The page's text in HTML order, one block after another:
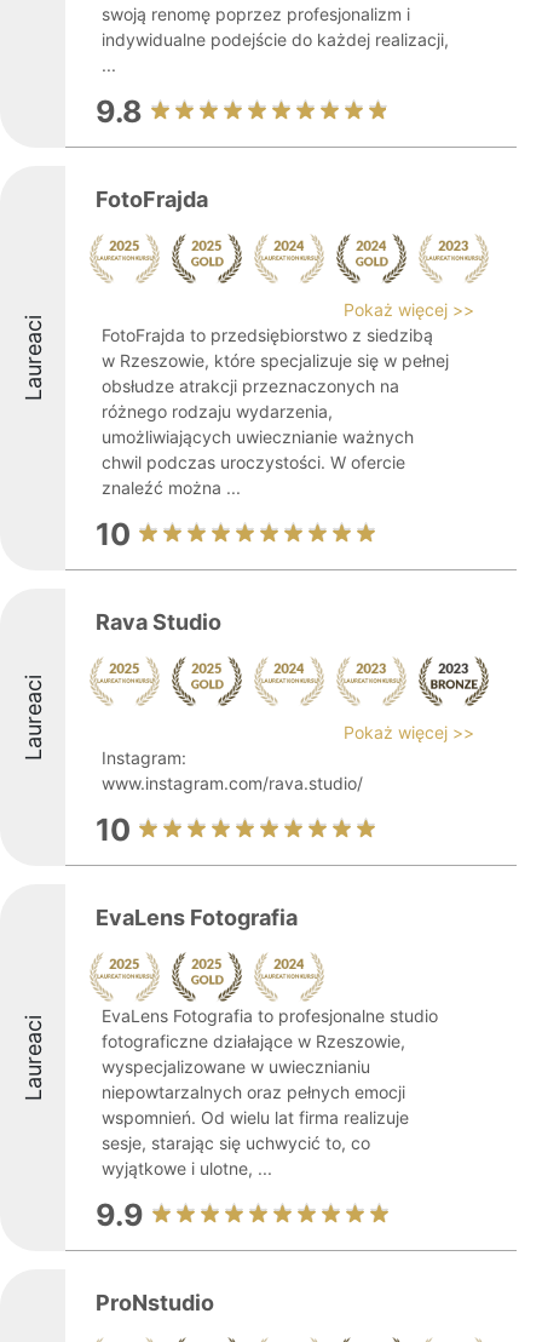
swoją renomę poprzez profesjonalizm i
indywidualne podejście do każdej realizacji,
...
9.8
Laureaci
FotoFrajda
Pokaż więcej >>
FotoFrajda to przedsiębiorstwo z siedzibą
w Rzeszowie, które specjalizuje się w pełnej
obsłudze atrakcji przeznaczonych na
różnego rodzaju wydarzenia,
umożliwiających uwiecznianie ważnych
chwil podczas uroczystości. W ofercie
znaleźć można ...
10
Laureaci
Rava Studio
Pokaż więcej >>
Instagram:
www.instagram.com/rava.studio/
10
Laureaci
EvaLens Fotografia
EvaLens Fotografia to profesjonalne studio
fotograficzne działające w Rzeszowie,
wyspecjalizowane w uwiecznianiu
niepowtarzalnych oraz pełnych emocji
wspomnień. Od wielu lat firma realizuje
sesje, starając się uchwycić to, co
wyjątkowe i ulotne, ...
9.9
ProNstudio